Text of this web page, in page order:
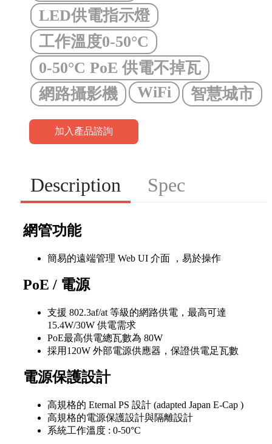
LED供電指示燈
工作溫度0-50°C
0-50°C PoE 供電不掉瓦
網路攝影機
WiFi 智慧城市
加入產品諮詢
Description Spec
網管功能
簡易的遠端管理 Web UI 介面 ，易於操作
PoE / 電源
支援 802.3af/at 等級的網路供電，最高可達
15.4W/30W 供電需求
PoE最高供電總瓦數為 80W
採用120W 外部電源供應器，保證供電足瓦數
電源保護設計
高規格的 Eternal PS 設計 (adapted Japan E-Cap )
高規格的電源保護設計與隔離設計
系統工作溫度 : 0-50°C